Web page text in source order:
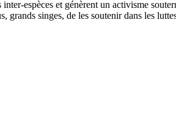
espèces et génèrent un activisme
grands singes, de les soutenir dans les